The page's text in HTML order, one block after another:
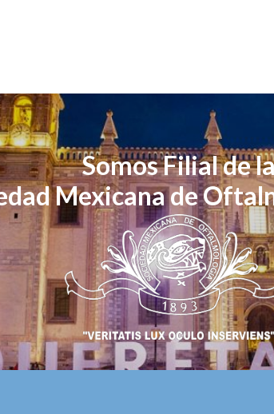
Somos Filial de
Mexicana de